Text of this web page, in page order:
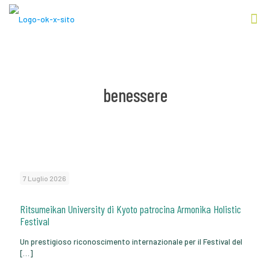
benessere
7 Luglio 2026
Ritsumeikan University di Kyoto patrocina Armonika Holistic
Festival
Un prestigioso riconoscimento internazionale per il Festival del
[…]